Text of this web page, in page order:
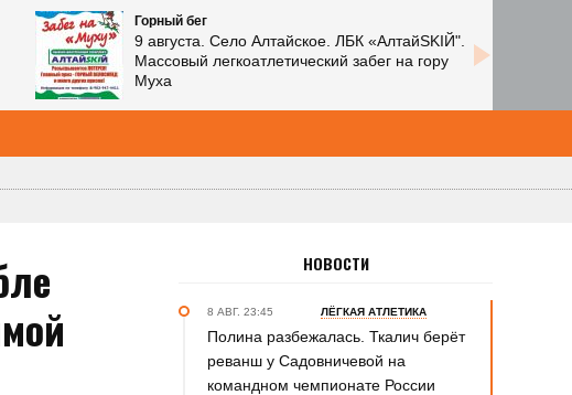
Горный бег
9 августа. Село Алтайское. ЛБК «АлтайSKIЙ".
Массовый легкоатлетический забег на гору
Муха
НОВОСТИ
8 АВГ. 23:45 ЛЁГКАЯ АТЛЕТИКА
Полина разбежалась. Ткалич берёт
реванш у Садовничевой на
командном чемпионате России